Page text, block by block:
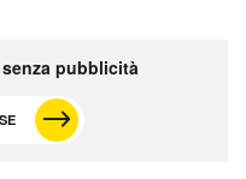
pubblicità